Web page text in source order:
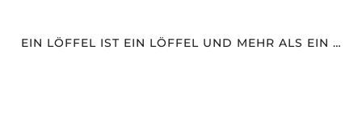
EIN LÖFFEL IST EIN LÖFFEL UND MEHR ALS EIN …